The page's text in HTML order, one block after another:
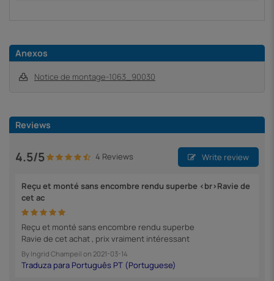
Anexos
Notice de montage-1063_90030
Reviews
4.5/5 4 Reviews Write review
Reçu et monté sans encombre rendu superbe <br>Ravie de
cet ac
Reçu et monté sans encombre rendu superbe
Ravie de cet achat , prix vraiment intéressant
By Ingrid Champeil on 2021-03-14